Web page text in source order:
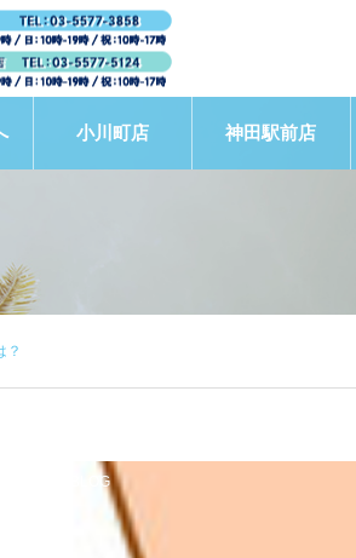
小川町店 神田駅前店
？
STAFF BLOG